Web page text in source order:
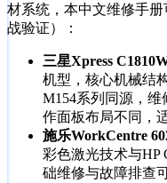
材系统，本中文维修手
战验证）：
三星Xpress
机型，核心机械结
M154系列同源，
作面板布局不同，
施乐WorkCentre
彩色激光技术与HP
础维修与故障排查